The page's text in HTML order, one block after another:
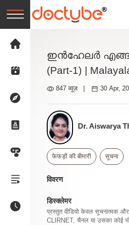
ഇൻഹേലർ എങ്ങനെ
(Part-1) |
847 व्यूज़ 30 Apr,
Dr. Aiswarya
फेफड़ों की बीमारी सूचना
विवरण
डिस्क्लेमर
प्रस्तुत वीडियो केवल सूचनात्मक और
CLIRNET, चैनल या उसका कोई भी